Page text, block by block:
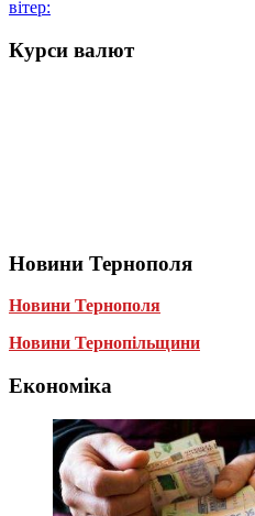
вітер:
Курси валют
Новини Тернополя
Новини Тернополя
Новини Тернопільщини
Економіка